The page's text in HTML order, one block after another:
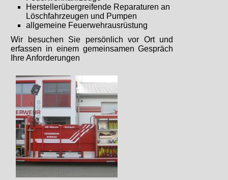
Herstellerübergreifende Reparaturen an
Löschfahrzeugen und Pumpen
allgemeine Feuerwehrausrüstung
Wir besuchen Sie persönlich vor Ort und
erfassen in einem gemeinsamen Gespräch
Ihre Anforderungen